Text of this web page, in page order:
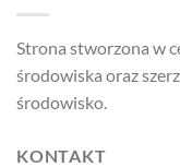
Strona stworzona w
środowiska oraz
środowisko.
KONTAKT